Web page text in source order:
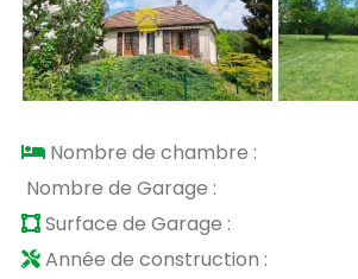
Nombre de chambre :
Nombre de Garage :
Surface de Garage :
Année de construction :